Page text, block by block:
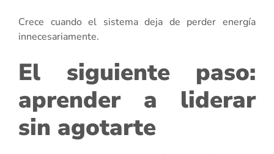
Crece cuando el sistema deja de perder energía
innecesariamente.
El siguiente paso:
aprender a liderar
sin agotarte